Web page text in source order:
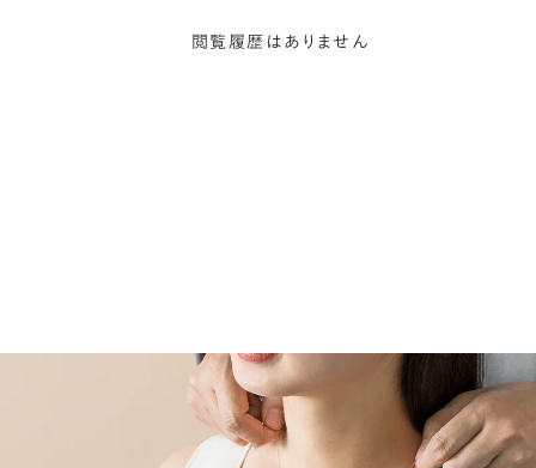
閲覧履歴はありません